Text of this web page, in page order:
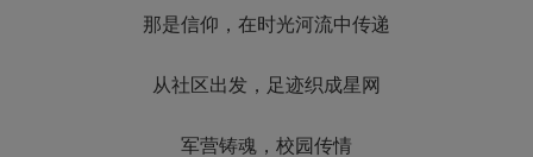
那是信仰，在时光河流中传递
从社区出发，足迹织成星网
军营铸魂，校园传情